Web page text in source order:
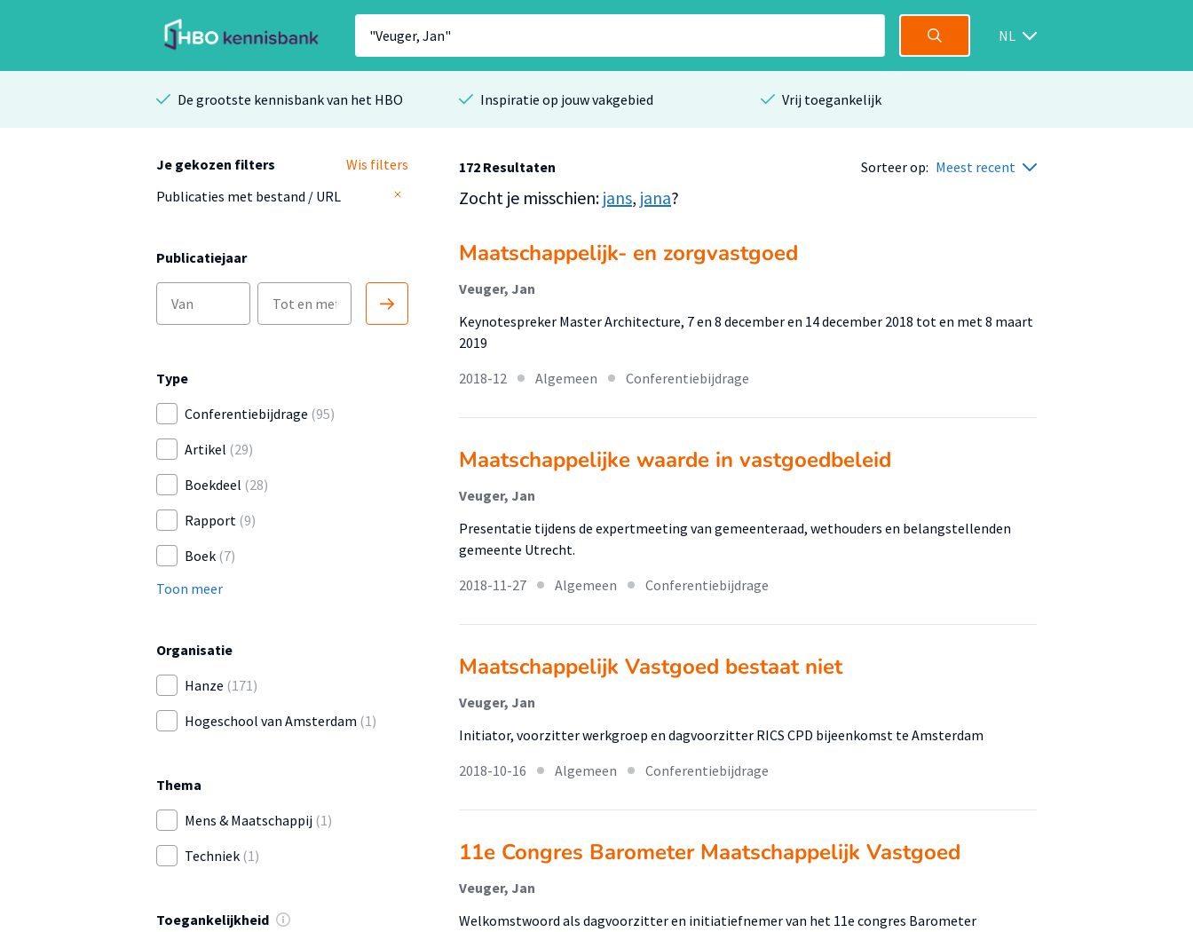
NL
De grootste kennisbank van het HBO Inspiratie op jouw vakgebied Vrij toegankelijk
Je gekozen filters
Wis filters
Publicaties met bestand / URL
Publicatiejaar
Type
Conferentiebijdrage (95)
Artikel (29)
Boekdeel (28)
Rapport (9)
Boek (7)
Toon meer
Organisatie
Hanze (171)
Hogeschool van Amsterdam (1)
Thema
Mens & Maatschappij (1)
Techniek (1)
Toegankelijkheid
172 Resultaten Sorteer op: Meest recent
Zocht je misschien: jans, jana?
Maatschappelijk- en zorgvastgoed
Veuger, Jan
Keynotespreker Master Architecture, 7 en 8 december en 14 december 2018 tot en met 8 maart
2019
2018-12
Algemeen Conferentiebijdrage
Maatschappelijke waarde in vastgoedbeleid
Veuger, Jan
Presentatie tijdens de expertmeeting van gemeenteraad, wethouders en belangstellenden
gemeente Utrecht.
2018-11-27
Algemeen Conferentiebijdrage
Maatschappelijk Vastgoed bestaat niet
Veuger, Jan
Initiator, voorzitter werkgroep en dagvoorzitter RICS CPD bijeenkomst te Amsterdam
2018-10-16
Algemeen Conferentiebijdrage
11e Congres Barometer Maatschappelijk Vastgoed
Veuger, Jan
Welkomstwoord als dagvoorzitter en initiatiefnemer van het 11e congres Barometer